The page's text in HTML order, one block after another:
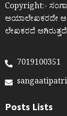
Copyright:-
ಆಯಾಲೇಖಕರದೇ
ಲೇಖಕರದೆ ಆಗಿರುತ್ತದೆ
7019100351
Posts Lists